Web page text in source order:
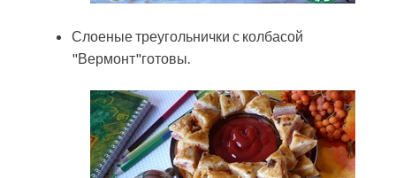
Слоеные треугольнички с колбасой
"Вермонт"готовы.